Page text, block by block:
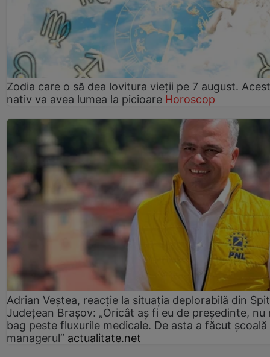
Zodia care o să dea lovitura vieții pe 7 august. Acest
nativ va avea lumea la picioare Horoscop
Adrian Veștea, reacție la situația deplorabilă din
Județean Brașov: „Oricât aș fi eu de președinte, nu
bag peste fluxurile medicale. De asta a făcut școală
managerul” actualitate.net